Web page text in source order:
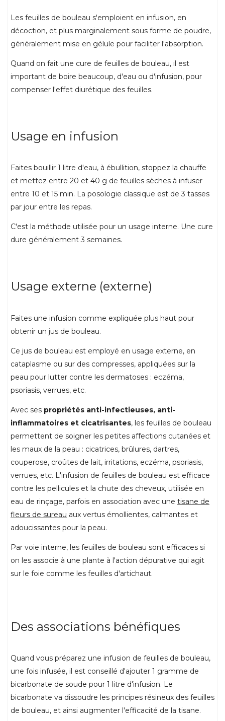
Les feuilles de bouleau s'emploient en infusion, en
décoction, et plus marginalement sous forme de poudre,
généralement mise en gélule pour faciliter l'absorption.
Quand on fait une cure de feuilles de bouleau, il est
important de boire beaucoup, d'eau ou d'infusion, pour
compenser l'effet diurétique des feuilles.
Usage en infusion
Faites bouillir 1 litre d'eau, à ébullition, stoppez la chauffe
et mettez entre 20 et 40 g de feuilles sèches à infuser
entre 10 et 15 min. La posologie classique est de 3 tasses
par jour entre les repas.
C'est la méthode utilisée pour un usage interne. Une cure
dure généralement 3 semaines.
Usage externe (externe)
Faites une infusion comme expliquée plus haut pour
obtenir un jus de bouleau.
Ce jus de bouleau est employé en usage externe, en
cataplasme ou sur des compresses, appliquées sur la
peau pour lutter contre les dermatoses : eczéma,
psoriasis, verrues, etc.
Avec ses propriétés anti-infectieuses, anti-
inflammatoires et cicatrisantes, les feuilles de bouleau
permettent de soigner les petites affections cutanées et
les maux de la peau : cicatrices, brûlures, dartres,
couperose, croûtes de lait, irritations, eczéma, psoriasis,
verrues, etc. L'infusion de feuilles de bouleau est efficace
contre les pellicules et la chute des cheveux, utilisée en
eau de rinçage, parfois en association avec une tisane de
fleurs de sureau aux vertus émollientes, calmantes et
adoucissantes pour la peau.
Par voie interne, les feuilles de bouleau sont efficaces si
on les associe à une plante à l'action dépurative qui agit
sur le foie comme les feuilles d'artichaut.
Des associations bénéfiques
Quand vous préparez une infusion de feuilles de bouleau,
une fois infusée, il est conseillé d'ajouter 1 gramme de
bicarbonate de soude pour 1 litre d'infusion. Le
bicarbonate va dissoudre les principes résineux des feuilles
de bouleau, et ainsi augmenter l'efficacité de la tisane.